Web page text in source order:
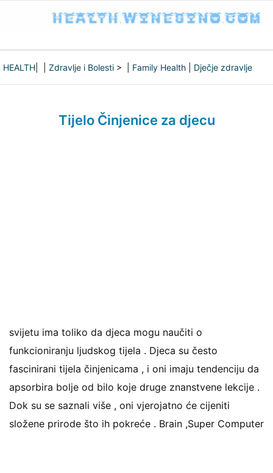
HEALTH Zdravlje i Bolesti > | Family Health Dječje zdravlje
Tijelo Činjenice za djecu
svijetu ima toliko da djeca mogu naučiti o
funkcioniranju ljudskog tijela . Djeca su često
fascinirani tijela činjenicama , i oni imaju tendenciju da
apsorbira bolje od bilo koje druge znanstvene lekcije .
Dok su se saznali više , oni vjerojatno će cijeniti
složene prirode što ih pokreće . Brain ,Super Computer